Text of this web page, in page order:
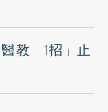
教「1招」止